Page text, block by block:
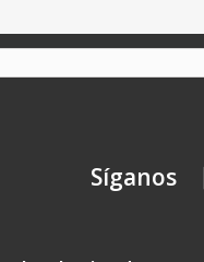
Síganos